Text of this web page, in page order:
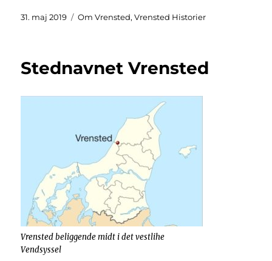
Udgivet
31. maj 2019 Kategorier
Om Vrensted,Vrensted Historier
Stednavnet Vrensted
Vrensted beliggende midt i det vestlihe
Vendsyssel